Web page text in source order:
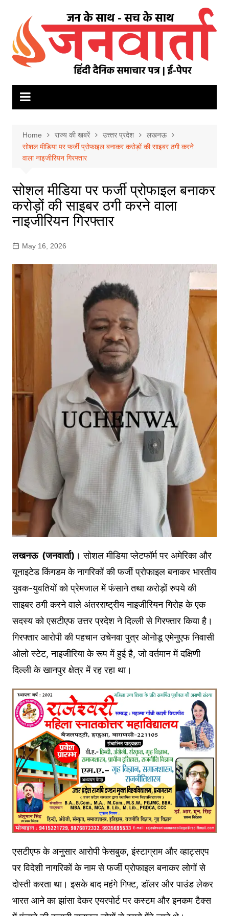
content
Home राज्य की खबरें उत्त्तर प्रदेश
लखनऊ
सोशल मीडिया पर फर्जी प्रोफाइल बनाकर करोड़ों की साइबर ठगी करने
वाला नाइजीरियन गिरफ्तार
सोशल मीडिया पर फर्जी प्रोफाइल बनाकर
करोड़ों की साइबर ठगी करने वाला
नाइजीरियन गिरफ्तार
May 16, 2026
लखनऊ (जनवार्ता) । सोशल मीडिया प्लेटफॉर्म पर अमेरिका और
यूनाइटेड किंगडम के नागरिकों की फर्जी प्रोफाइल बनाकर भारतीय
युवक-युवतियों को प्रेमजाल में फंसाने तथा करोड़ों रुपये की
साइबर ठगी करने वाले अंतरराष्ट्रीय नाइजीरियन गिरोह के एक
सदस्य को एसटीएफ उत्तर प्रदेश ने दिल्ली से गिरफ्तार किया है।
गिरफ्तार आरोपी की पहचान उचेनवा पुत्र ओनोडू एमेनुएफ निवासी
ओलो स्टेट, नाइजीरिया के रूप में हुई है, जो वर्तमान में दक्षिणी
दिल्ली के खानपुर क्षेत्र में रह रहा था।
एसटीएफ के अनुसार आरोपी फेसबुक, इंस्टाग्राम और व्हाट्सएप
पर विदेशी नागरिकों के नाम से फर्जी प्रोफाइल बनाकर लोगों से
दोस्ती करता था। इसके बाद महंगे गिफ्ट, डॉलर और पाउंड लेकर
भारत आने का झांसा देकर एयरपोर्ट पर कस्टम और इनकम टैक्स